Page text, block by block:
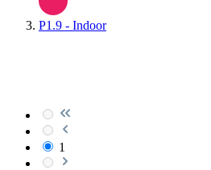
P1.9 - Indoor
1